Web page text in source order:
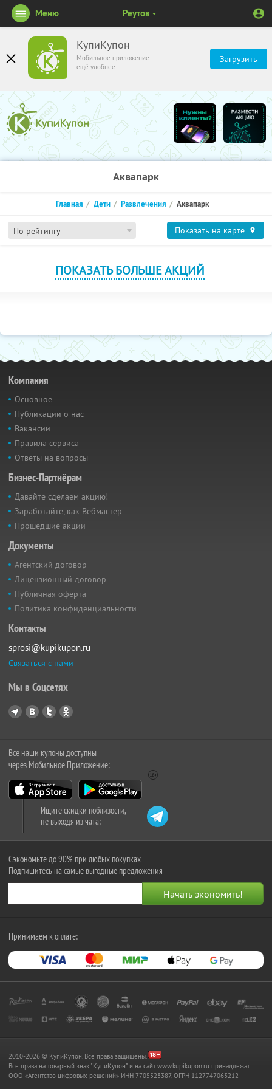
КупиКупон
Мобильное приложение
ещё удобнее
Загрузить
Меню Реутов
Аквапарк
По рейтингу
Главная Дети Развлечения Аквапарк
Показать на карте
ПОКАЗАТЬ БОЛЬШЕ АКЦИЙ
Компания
Основное
Публикации о нас
Вакансии
Правила сервиса
Ответы на вопросы
Бизнес-Партнёрам
Давайте сделаем акцию!
Заработайте, как Вебмастер
Прошедшие акции
Документы
Агентский договор
Лицензионный договор
Публичная оферта
Политика конфиденциальности
Контакты
sprosi@kupikupon.ru
Связаться с нами
Мы в Соцсетях
Все наши купоны доступны
через Мобильное Приложение:
Ищите скидки поблизости,
не выходя из чата:
Сэкономьте до 90% при любых покупках
Подпишитесь на самые выгодные предложения
Принимаем к оплате:
2010-2026 © КупиКупон. Все права защищены.
Все права на товарный знак "КупиКупон" и на сайт www.kupikupon.ru принадлежат
OOO «Агентство цифровых решений» ИНН 7705523387, ОГРН 1127747063212